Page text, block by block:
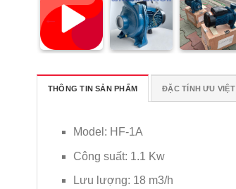
THÔNG TIN SẢN PHẨM ĐẶC TÍNH ƯU VIỆT
Model: HF-1A
Công suất: 1.1 Kw
Lưu lượng: 18 m3/h